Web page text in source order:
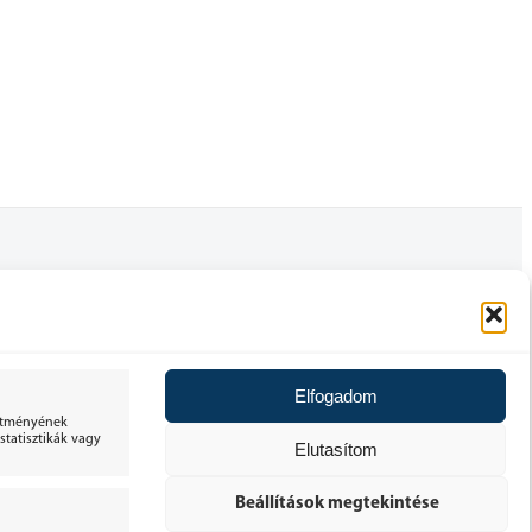
vagy
Elfogadom
Elutasítom
Beállítások megtekintése
ÁLTALÁNOS SZERZŐDÉSI FELTÉTELEK
30 NAPOS ELÁLLÁSI JOG